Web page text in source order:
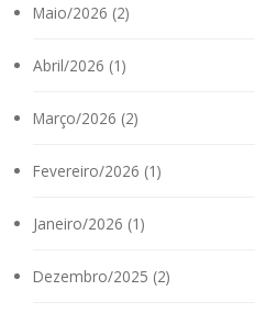
Maio/2026 (2)
Abril/2026 (1)
Março/2026 (2)
Fevereiro/2026 (1)
Janeiro/2026 (1)
Dezembro/2025 (2)